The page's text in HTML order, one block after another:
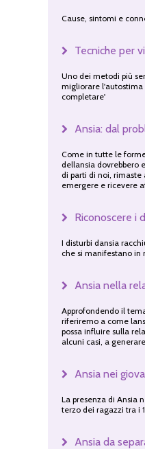
Cause, sintomi e
Tecniche per
Uno dei metodi più
migliorare l'autostima
completare'
Ansia: dal
Come in tutte le
dellansia dovrebbero
di parti di noi,
emergere e ricevere
Riconoscere i
I disturbi dansia
che si manifestano in
Ansia nella
Approfondendo il
riferiremo a come
possa influire sulla
alcuni casi, a
Ansia nei
La presenza di Ansia
terzo dei ragazzi tra i
Ansia da